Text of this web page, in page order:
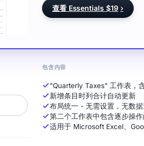
包含内容
"Quarterly Taxes" 工作表，
新增条目时列合计自动更新
布局统一 - 无需设置，无数
第二个工作表中包含逐步操
适用于 Microsoft Excel、
查看 Essentials $19 ›